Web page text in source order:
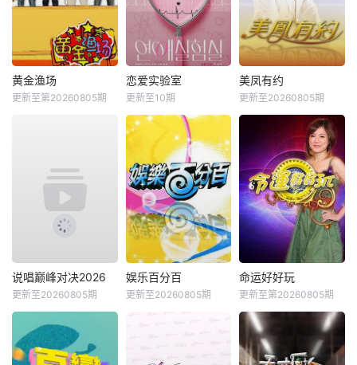
黄金渔场
更新至第20260805期
恋爱实验室
更新至10期
美凤有约
更新至20260805期
说唱巅峰对决2026
更新至20260805期
娱乐百分百
更新至20260805期
命运好好玩
更新至第20260805期